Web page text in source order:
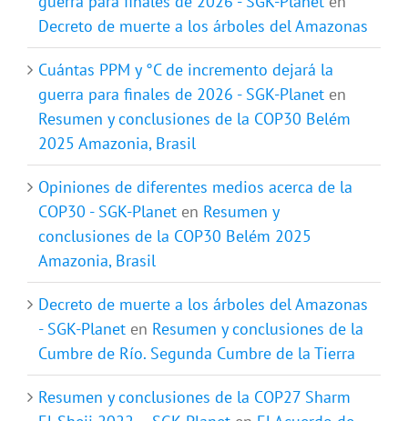
guerra para finales de 2026 - SGK-Planet en
Decreto de muerte a los árboles del Amazonas
Cuántas PPM y °C de incremento dejará la
guerra para finales de 2026 - SGK-Planet en
Resumen y conclusiones de la COP30 Belém
2025 Amazonia, Brasil
Opiniones de diferentes medios acerca de la
COP30 - SGK-Planet en Resumen y
conclusiones de la COP30 Belém 2025
Amazonia, Brasil
Decreto de muerte a los árboles del Amazonas
- SGK-Planet en Resumen y conclusiones de la
Cumbre de Río. Segunda Cumbre de la Tierra
Resumen y conclusiones de la COP27 Sharm